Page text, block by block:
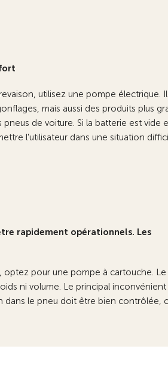
utilisez une pompe électrique.
mais aussi des produits plus
de voiture. Si la batterie est vide
l'utilisateur dans une situation
rapidement opérationnels. Les
optez pour une pompe à cartouche.
ni volume. Le principal inconvénient
dans le pneu doit être bien contrôlée,